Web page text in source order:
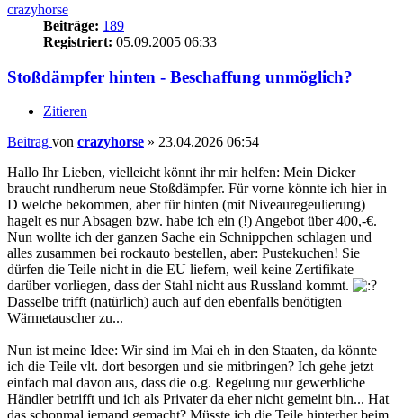
crazyhorse
Beiträge: 189
Registriert: 05.09.2005 06:33
Stoßdämpfer hinten - Beschaffung unmöglich?
Zitieren
Beitrag von crazyhorse » 23.04.2026 06:54
Hallo Ihr Lieben, vielleicht könnt ihr mir helfen: Mein Dicker
braucht rundherum neue Stoßdämpfer. Für vorne könnte ich hier in
D welche bekommen, aber für hinten (mit Niveauregeulierung)
hagelt es nur Absagen bzw. habe ich ein (!) Angebot über 400,-€.
Nun wollte ich der ganzen Sache ein Schnippchen schlagen und
alles zusammen bei rockauto bestellen, aber: Pustekuchen! Sie
dürfen die Teile nicht in die EU liefern, weil keine Zertifikate
darüber vorliegen, dass der Stahl nicht aus Russland kommt.
Dasselbe trifft (natürlich) auch auf den ebenfalls benötigten
Wärmetauscher zu...
Nun ist meine Idee: Wir sind im Mai eh in den Staaten, da könnte
ich die Teile vlt. dort besorgen und sie mitbringen? Ich gehe jetzt
einfach mal davon aus, dass die o.g. Regelung nur gewerbliche
Händler betrifft und ich als Privater da eher nicht gemeint bin... Hat